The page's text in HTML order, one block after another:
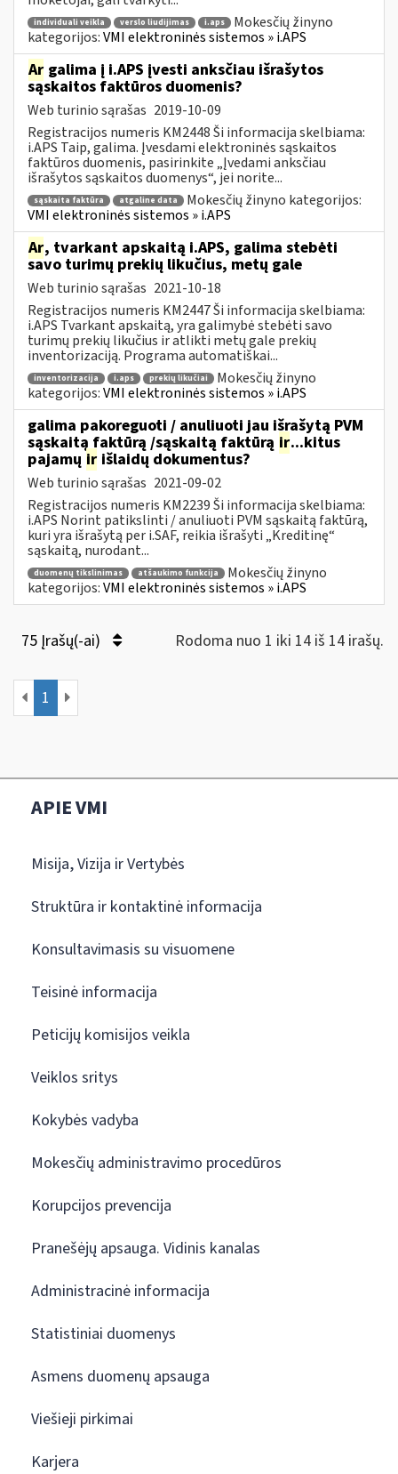
individuali veikla verslo liudijimas i.aps
Mokesčių žinyno
kategorijos:VMI elektroninės sistemos » i.APS
Ar galima į i.APS įvesti anksčiau išrašytos
sąskaitos faktūros duomenis?
Web turinio sąrašas 2019-10-09
Registracijos numeris KM2448 Ši informacija skelbiama:
i.APS Taip, galima. Įvesdami elektroninės sąskaitos
faktūros duomenis, pasirinkite „Įvedami anksčiau
išrašytos sąskaitos duomenys“, jei norite...
sąskaita faktūra atgaline data
Mokesčių žinyno kategorijos:
VMI elektroninės sistemos » i.APS
Ar, tvarkant apskaitą i.APS, galima stebėti
savo turimų prekių likučius, metų gale
Web turinio sąrašas 2021-10-18
Registracijos numeris KM2447 Ši informacija skelbiama:
i.APS Tvarkant apskaitą, yra galimybė stebėti savo
turimų prekių likučius ir atlikti metų gale prekių
inventorizaciją. Programa automatiškai...
inventorizacija i.aps prekių likučiai
Mokesčių žinyno
kategorijos:VMI elektroninės sistemos » i.APS
galima pakoreguoti / anuliuoti jau išrašytą PVM
sąskaitą faktūrą /sąskaitą faktūrą ir...kitus
pajamų ir išlaidų dokumentus?
Web turinio sąrašas 2021-09-02
Registracijos numeris KM2239 Ši informacija skelbiama:
i.APS Norint patikslinti / anuliuoti PVM sąskaitą faktūrą,
kuri yra išrašytą per i.SAF, reikia išrašyti „Kreditinę“
sąskaitą, nurodant...
duomenų tikslinimas atšaukimo funkcija
Mokesčių žinyno
kategorijos:VMI elektroninės sistemos » i.APS
75 Įrašų(-ai) Rodoma nuo 1 iki 14 iš 14 irašų.
1
APIE VMI
Misija, Vizija ir Vertybės
Struktūra ir kontaktinė informacija
Konsultavimasis su visuomene
Teisinė informacija
Peticijų komisijos veikla
Veiklos sritys
Kokybės vadyba
Mokesčių administravimo procedūros
Korupcijos prevencija
Pranešėjų apsauga. Vidinis kanalas
Administracinė informacija
Statistiniai duomenys
Asmens duomenų apsauga
Viešieji pirkimai
Karjera